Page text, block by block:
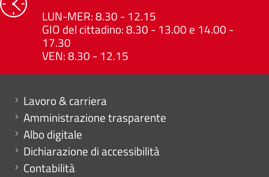
LUN-MER: 8.30 - 12.15
GIO del cittadino: 8.30 - 13.00 e 14.00 -
17.30
VEN: 8.30 - 12.15
Mini menu di servizio
Lavoro & carriera
Amministrazione trasparente
Albo digitale
Dichiarazione di accessibilità
Contabilità